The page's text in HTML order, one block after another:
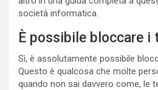
società informatica.
È possibile bloccare i
Sì, è assolutamente possibile
Questo è qualcosa che molte
quando non sai davvero come, le